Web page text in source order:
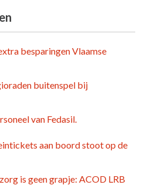
besparingen Vlaamse
buitenspel bij
van Fedasil.
aan boord stoot op de
is geen grapje: ACOD LRB